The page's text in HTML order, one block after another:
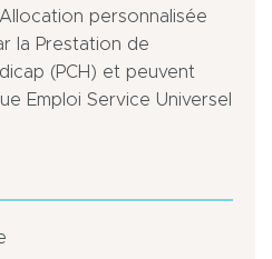
personnalisée
la Prestation de
(PCH) et peuvent
Emploi Service Universel